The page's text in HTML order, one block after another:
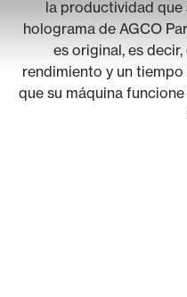
la productividad que
holograma de AGCO
es original, es
rendimiento y un
que su máquina